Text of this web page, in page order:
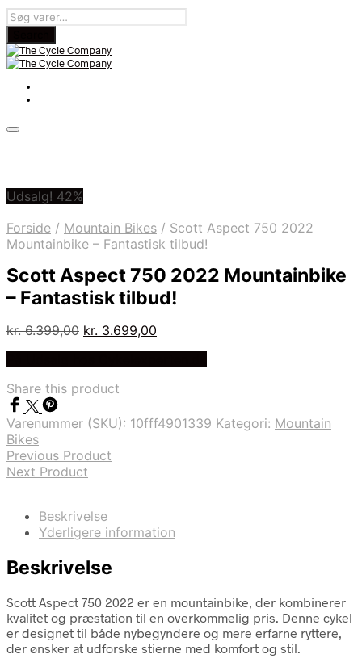
Udsalg! 42%
Forside / Mountain Bikes / Scott Aspect 750 2022
Mountainbike – Fantastisk tilbud!
Scott Aspect 750 2022 Mountainbike
– Fantastisk tilbud!
kr.6.399,00 Den
kr. 6.399,00.
kr. 3.699,00
Share this product
Varenummer (SKU): 10fff4901339 Kategori: Mountain
Bikes
Previous Product
Next Product
Beskrivelse
Yderligere information
Beskrivelse
Scott Aspect 750 2022 er en mountainbike, der kombinerer
kvalitet og præstation til en overkommelig pris. Denne cykel
er designet til både nybegyndere og mere erfarne ryttere,
der ønsker at udforske stierne med komfort og stil.